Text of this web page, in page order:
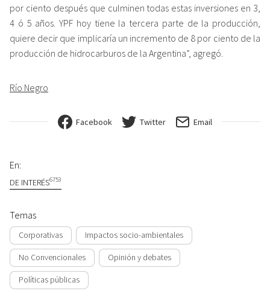
por ciento después que culminen todas estas inversiones en 3,
4 ó 5 años. YPF hoy tiene la tercera parte de la producción,
quiere decir que implicaría un incremento de 8 por ciento de la
producción de hidrocarburos de la Argentina”, agregó.
Río Negro
Facebook Twitter Email
En:
DE INTERÉS6753
Temas
Corporativas Impactos socio-ambientales
No Convencionales Opinión y debates
Políticas públicas